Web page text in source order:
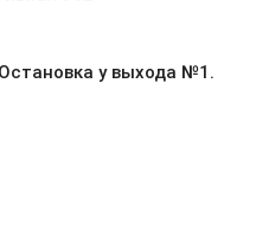
у выхода №1.